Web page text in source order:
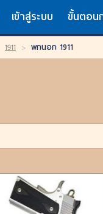
เข้าสู่ระบบ ขั้นตอน
1911 > พกนอก 1911